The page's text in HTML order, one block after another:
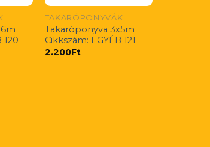
120
TAKARÓPONYVÁK
Takaróponyva 3x5m
Cikkszám: EGYÉB 121
2.200Ft